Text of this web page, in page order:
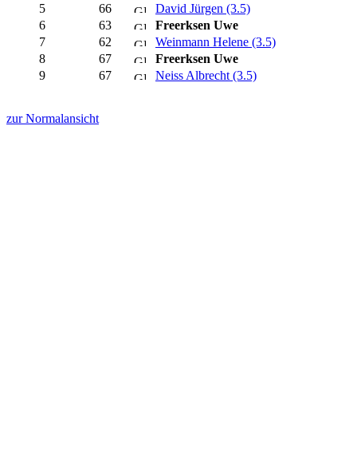
5
66
David Jürgen (3.5)
6
63
Freerksen Uwe
7
62
Weinmann Helene (3.5)
8
67
Freerksen Uwe
9
67 Neiss Albrecht (3.5)
zur Normalansicht